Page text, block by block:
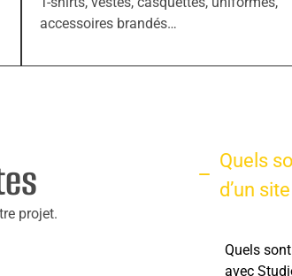
accessoires brandés…
projet.
Quels
d’un
Quels
avec